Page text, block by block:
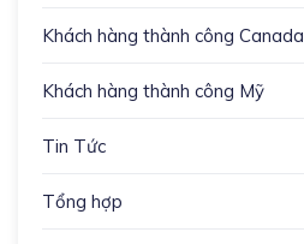
Khách hàng thành công Canada
Khách hàng thành công Mỹ
Tin Tức
Tổng hợp